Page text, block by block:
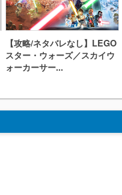
【攻略/ネタバレなし】LEGO
スター・ウォーズ／スカイウ
ォーカーサー...